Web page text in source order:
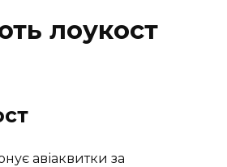
лоукост
авіаквитки за